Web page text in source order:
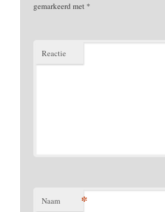
gemarkeerd met *
Reactie
Naam *